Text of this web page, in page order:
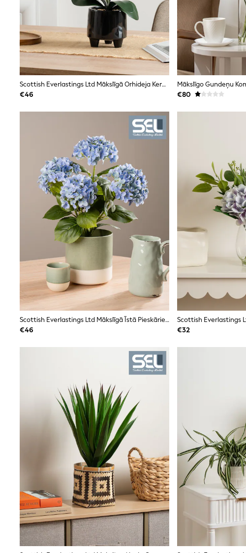
Bags
Blouses
Shirts
HOLIDAY SHOP
All Swimwear
Jumpsuits & Playsuits
Linen Collection
Sandals
Shorts
Trousers
Sun Hats & Caps
Tops & T-Shirts
Sunglasses
Men's Holiday Shop
All Swimwear
Accessories
Bags & Luggage
Footwear
Linen Collection
Loafers
Polo Shirts
Sandals & Flipflops
Shirts
T-Shirts
Ponchos & Toweling sets
Sun Hats & Caps
Polo Shirts
Rash Vests
Sandals & Sliders
Sunsafe Swimwear
Swimshorts
Tops & T-Shirts
Girls Holiday Shop
All swimwear
Beach Dresses & Kaftans
Dresses
Sun Hats & Caps
Jumpsuits & Playsuits
Rash Vests
Scottish Everlastings Ltd Mākslīgā Orhideja Keramikas Podā
€46
€80
Scottish Everlastings Ltd Mākslīgā Īstā Pieskāriena Mophead Hortenzija
€46
€32